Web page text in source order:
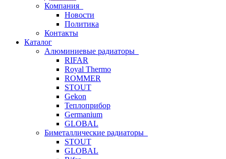
Компания
Новости
Политика
Контакты
Каталог
Алюминиевые радиаторы
RIFAR
Royal Thermo
ROMMER
STOUT
Gekon
Теплоприбор
Germanium
GLOBAL
Биметаллические радиаторы
STOUT
GLOBAL